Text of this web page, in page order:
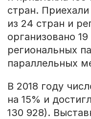
стран. Приехали
из 24 стран и
организовано
региональных
параллельных
В 2018 году
на 15% и
130 928).